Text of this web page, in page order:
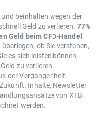
beinhalten wegen der
Geld zu verlieren. 77%
Geld beim CFD-Handel
überlegen, ob Sie verstehen,
es sich leisten können,
zu verlieren.
der Vergangenheit
Inhalte, Newsletter
von XTB
werden.